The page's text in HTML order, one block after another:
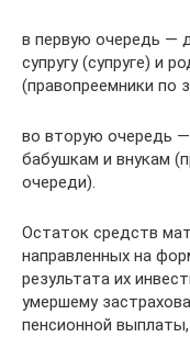
в первую очередь —
супругу (супруге) и
(правопреемники по
во вторую очередь
бабушкам и внукам
очереди).
Остаток средств
направленных на
результата их
умершему
пенсионной